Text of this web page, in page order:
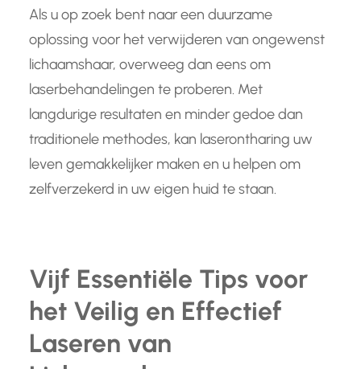
Als u op zoek bent naar een duurzame
oplossing voor het verwijderen van ongewenst
lichaamshaar, overweeg dan eens om
laserbehandelingen te proberen. Met
langdurige resultaten en minder gedoe dan
traditionele methodes, kan laserontharing uw
leven gemakkelijker maken en u helpen om
zelfverzekerd in uw eigen huid te staan.
Vijf Essentiële Tips voor
het Veilig en Effectief
Laseren van